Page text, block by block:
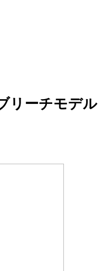
リーチモデル